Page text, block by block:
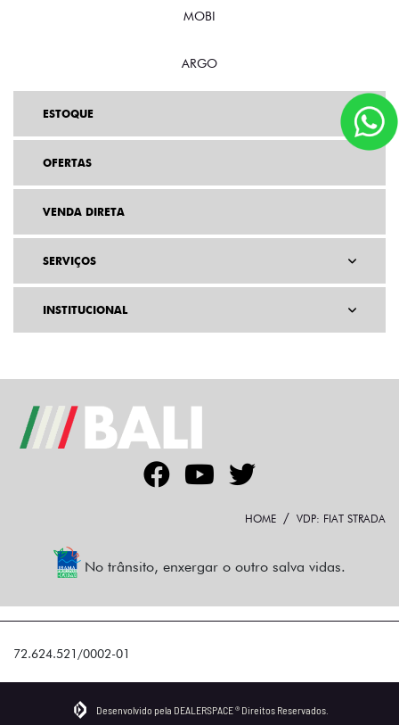
MOBI
ARGO
ESTOQUE
OFERTAS
VENDA DIRETA
SERVIÇOS
INSTITUCIONAL
HOME VDP: FIAT STRADA
No trânsito, enxergar o outro salva vidas.
72.624.521/0002-01
Desenvolvido pela DEALERSPACE ® Direitos Reservados.